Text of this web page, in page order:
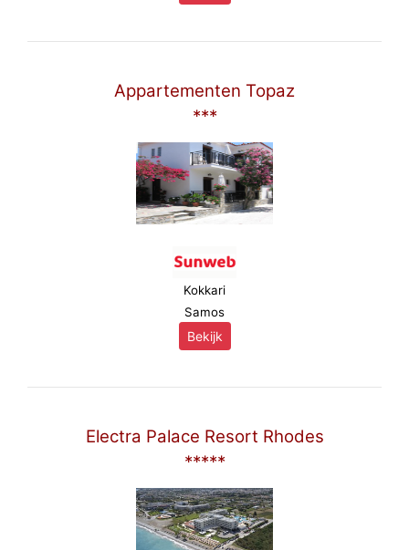
Appartementen Topaz
***
Kokkari
Samos
Bekijk
Electra Palace Resort Rhodes
*****